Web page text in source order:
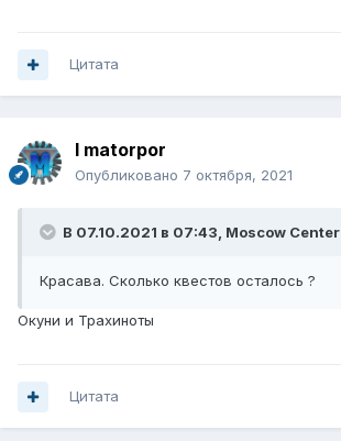
Цитата
I matorpor
Опубликовано 7 октября, 2021
В 07.10.2021 в 07:43, Moscow Center
Красава. Сколько квестов осталось ?
Окуни и Трахиноты
Цитата